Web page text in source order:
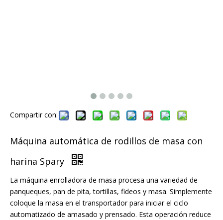
Compartir con:
Máquina automática de rodillos de masa con
harina Spary
La máquina enrolladora de masa procesa una variedad de
panqueques, pan de pita, tortillas, fideos y masa. Simplemente
coloque la masa en el transportador para iniciar el ciclo
automatizado de amasado y prensado. Esta operación reduce